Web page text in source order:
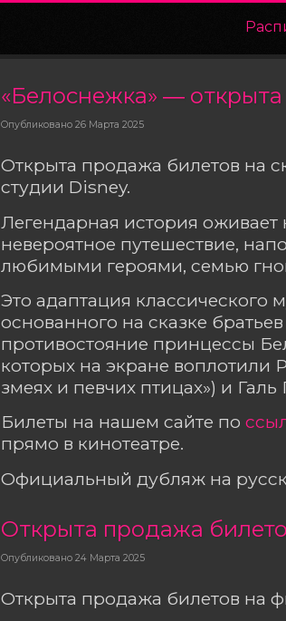
«Белоснежка» ―
Опубликовано 26 Марта 2025
Открыта продажа билетов на
студии Disney.
Легендарная история
невероятное путешествие,
любимыми героями, семью
Это адаптация классического
основанного на сказке
противостояние принцессы
которых на экране воплотили
змеях и певчих птицах») и
Билеты на нашем сайте по
прямо в кинотеатре.
Официальный дубляж на
Открыта продажа
Опубликовано 24 Марта 2025
Открыта продажа билетов на